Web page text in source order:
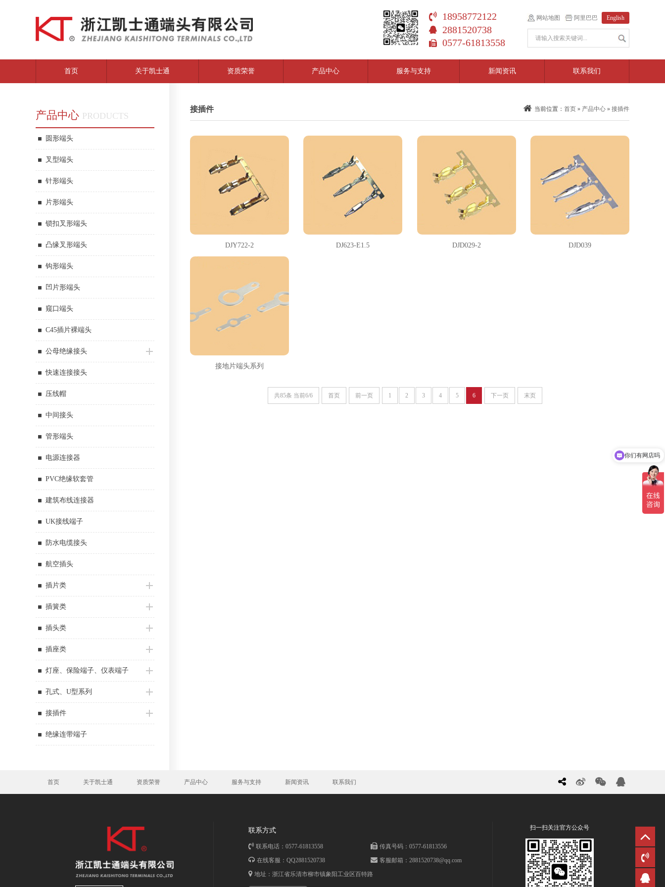
网站地图 阿里巴巴 English
18958772122
2881520738
0577-61813558
首页 关于凯士通 资质荣誉 产品中心 服务与支持 新闻资讯 联系我们
产品中心 PRODUCTS
圆形端头
叉型端头
针形端头
片形端头
锁扣叉形端头
凸缘叉形端头
钩形端头
凹片形端头
窥口端头
C45插片裸端头
公母绝缘接头
快速连接接头
压线帽
中间接头
管形端头
电源连接器
PVC绝缘软套管
建筑布线连接器
UK接线端子
防水电缆接头
航空插头
插片类
插簧类
插头类
插座类
灯座、保险端子、仪表端子
孔式、U型系列
接插件
绝缘连带端子
接插件 当前位置： 首页 » 产品中心 » 接插件
DJY722-2 DJ623-E1.5 DJD029-2 DJD039
接地片端头系列
共85条 当前6/6 首页 前一页 1 2 3 4 5 6 下一页 末页
首页 关于凯士通 资质荣誉 产品中心 服务与支持 新闻资讯 联系我们
联系方式
联系电话：0577-61813558
传真号码：0577-61813556
在线客服：QQ2881520738
客服邮箱： 2881520738@qq.com
地址：浙江省乐清市柳市镇象阳工业区百特路
扫一扫关注官方公众号
你们有网店吗